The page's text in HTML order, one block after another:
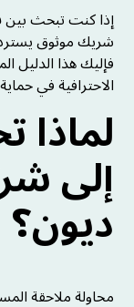
إذا كنت تبحث بين
شريك موثوق
فإليك هذا الدليل
الاحترافية في
إلى
ديون؟
محاولة ملاحقة